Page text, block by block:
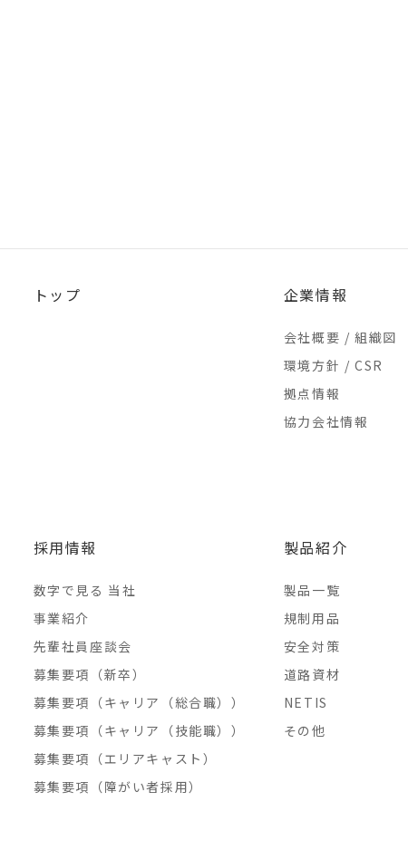
トップ 企業情報
会社概要 / 組織図
環境方針 / CSR
拠点情報
協力会社情報
採用情報
数字で見る 当社
事業紹介
先輩社員座談会
募集要項（新卒）
募集要項（キャリア（総合職））
募集要項（キャリア（技能職））
募集要項（エリアキャスト）
募集要項（障がい者採用）
製品紹介
製品一覧
規制用品
安全対策
道路資材
NETIS
その他